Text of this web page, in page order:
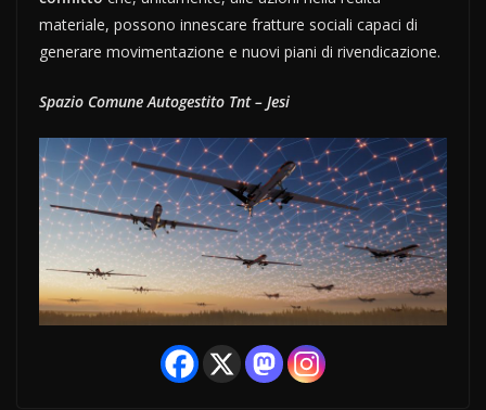
materiale, possono innescare fratture sociali capaci di
generare movimentazione e nuovi piani di rivendicazione.
Spazio Comune Autogestito Tnt – Jesi